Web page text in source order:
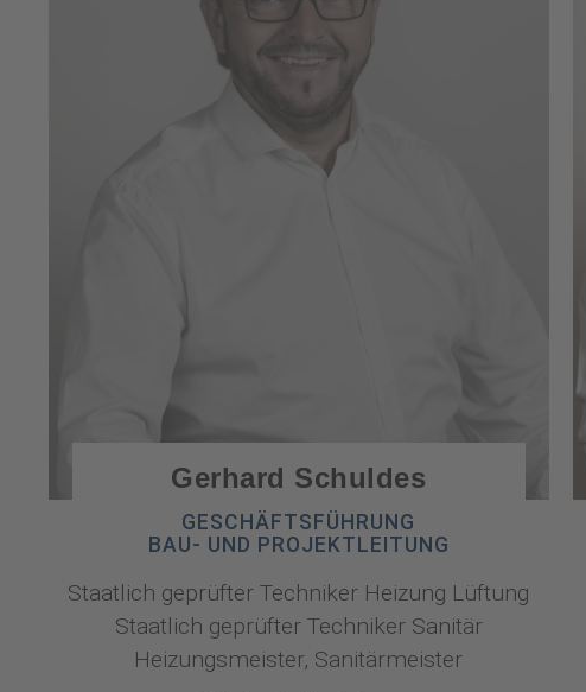
Gerhard Schuldes
GESCHÄFTSFÜHRUNG
BAU- UND PROJEKTLEITUNG
Staatlich geprüfter Techniker Heizung Lüftung
Staatlich geprüfter Techniker Sanitär
Heizungsmeister, Sanitärmeister